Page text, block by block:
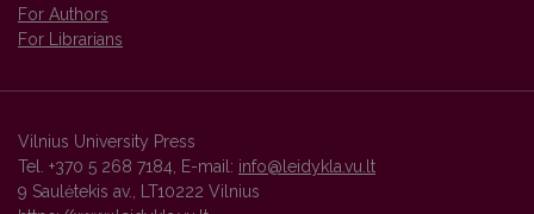
For Authors
For Librarians
Vilnius University Press
Tel. +370 5 268 7184, E-mail: info@leidykla.vu.lt
9 Saulėtekis av., LT10222 Vilnius